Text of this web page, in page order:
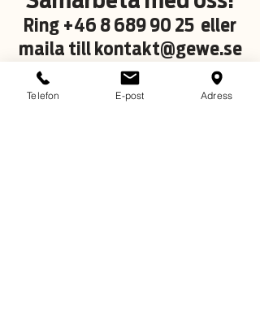
Ring +46 8 689 90 25 eller
maila tillkontakt@gewe.se
Gewe Promotion AB
Telefon E-post Adress